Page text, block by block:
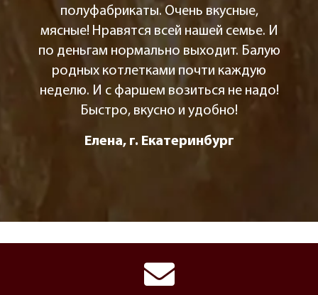
полуфабрикаты. Очень вкусные,
мясные! Нравятся всей нашей семье. И
по деньгам нормально выходит. Балую
родных котлетками почти каждую
неделю. И с фаршем возиться не надо!
Быстро, вкусно и удобно!
Елена, г. Екатеринбург